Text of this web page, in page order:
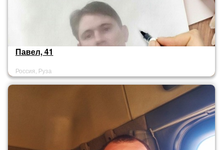
Павел, 41
Россия, Руза